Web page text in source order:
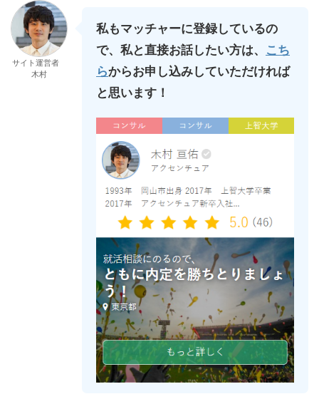
サイト運営者
木村
私もマッチャーに登録しているの
で、私と直接お話したい方は、 こち
らからお申し込みしていただければ
と思います！